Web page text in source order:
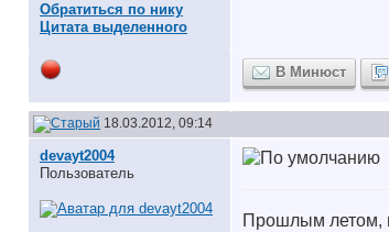
Обратиться по нику
Цитата выделенного
В Минюст
18.03.2012, 09:14
devayt2004
Пользователь
Прошлым летом,